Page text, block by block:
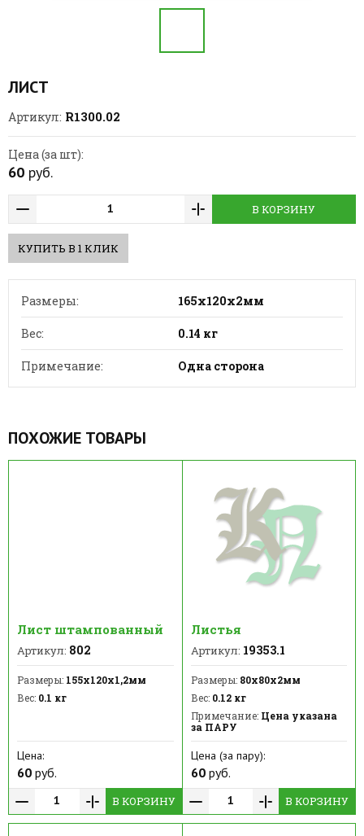
ЛИСТ
Артикул: R1300.02
Цена (за шт):
60 руб.
КУПИТЬ В 1 КЛИК
В КОРЗИНУ
Размеры: 165х120х2мм
Вес: 0.14 кг
Примечание: Одна сторона
ПОХОЖИЕ ТОВАРЫ
Лист штампованный
Артикул: 802
Размеры: 155х120х1,2мм
Вес: 0.1 кг
Цена:
60 руб.
В КОРЗИНУ
Листья
Артикул: 19353.1
Размеры:80х80х2мм
Вес:0.12 кг
Примечание:Цена указана
за ПАРУ
Цена (за пару):
60руб.
В КОРЗИНУ